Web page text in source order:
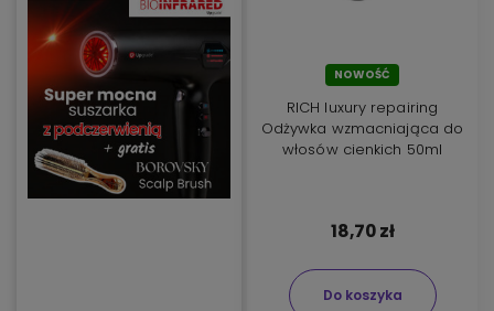
NOWOŚĆ
RICH luxury repairing
Odżywka wzmacniająca do
włosów cienkich 50ml
18,70 zł
Do koszyka